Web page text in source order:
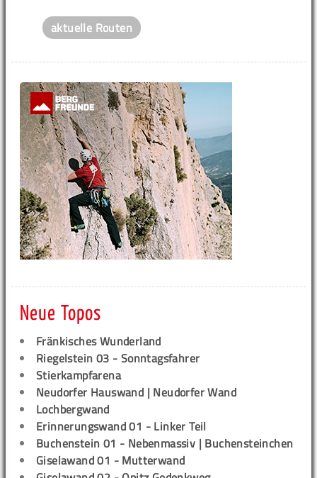
aktuelle Routen
Neue Topos
Fränkisches Wunderland
Riegelstein 03 - Sonntagsfahrer
Stierkampfarena
Neudorfer Hauswand | Neudorfer Wand
Lochbergwand
Erinnerungswand 01 - Linker Teil
Buchenstein 01 - Nebenmassiv | Buchensteinchen
Giselawand 01 - Mutterwand